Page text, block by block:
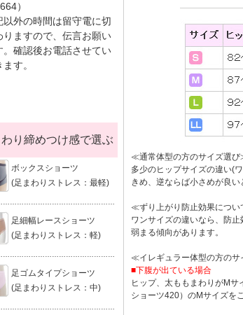
）
外の時間は留守電に切
りますので、伝言お願い
。確認後お電話させてい
す。
わり締めつけ感で選ぶ
ボックスショーツ
(足まわりストレス：最軽)
足細幅レースショーツ
(足まわりストレス：軽)
足ゴムタイプショーツ
(足まわりストレス：中)
≪通常体型の方のサイズ選
多少のヒップサイズの違い(
きめ、逆ならば小さめが良い
≪ずり上がり防止効果につ
ワンサイズの違いなら、防
弱まる傾向があります。
≪イレギュラー体型の方の
■下腹が出ている場合
ヒップ、太ももまわりがM
ショーツ420）のMサイズを